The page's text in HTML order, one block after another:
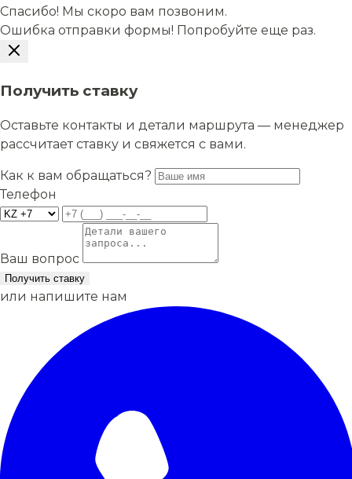
Спасибо! Мы скоро вам позвоним.
Ошибка отправки формы! Попробуйте еще раз.
Получить ставку
Оставьте контакты и детали маршрута — менеджер
рассчитает ставку и свяжется с вами.
Как к вам обращаться?
Телефон
Ваш вопрос
Получить ставку
или напишите нам